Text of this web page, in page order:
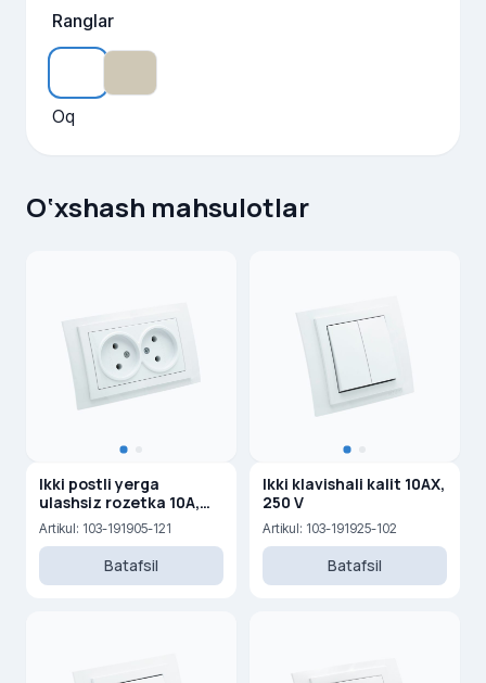
Ranglar
Oq
O‘xshash mahsulotlar
Ikki postli yerga
ulashsiz rozetka 10A,
250 V
Artikul: 103-191905-121
Batafsil
Ikki klavishali kalit 10AX,
250 V
Artikul: 103-191925-102
Batafsil